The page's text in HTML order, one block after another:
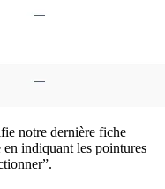
notre dernière fiche
indiquant les pointures